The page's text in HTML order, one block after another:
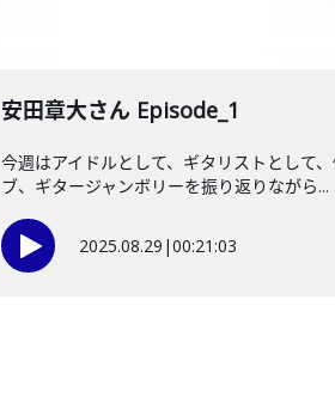
安田章大さん Episode_1
今週はアイドルとして、ギタリストとして
ブ、ギタージャンボリーを振り返りながら...
2025.08.29 |00:21:03